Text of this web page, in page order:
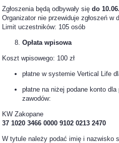
Zgłoszenia będą odbywały siędo
Organizator nie przewiduje zgłoszeń w
Limit uczestników: 105 osób
Opłata wpisowa
Koszt wpisowego: 100 zł
płatne w systemie Vertical Life
płatne na niżej podane konto
zawodów:
KW Zakopane
37 1020 3466 0000 9102 0213 2470
W tytule należy podać imię i nazwisko